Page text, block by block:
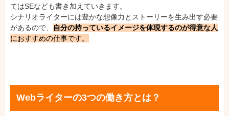
てはSEなども書き加えていきます。
シナリオライターには豊かな想像力とストーリーを生み出す必要
があるので、
自分の持っているイメージを体現するのが得意な人
におすすめの仕事です。
Webライターの3つの働き方とは？